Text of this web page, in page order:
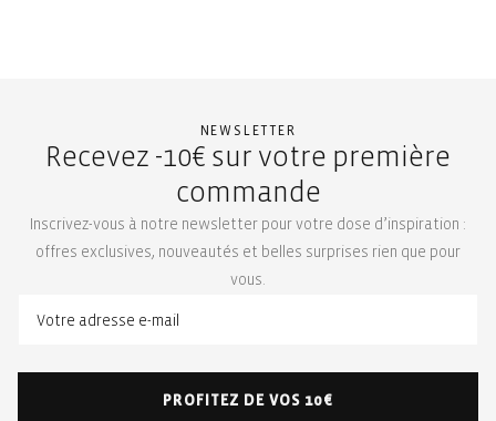
NEWSLETTER
Recevez -10€ sur votre première
commande
Inscrivez-vous à notre newsletter pour votre dose d’inspiration :
offres exclusives, nouveautés et belles surprises rien que pour
vous.
PROFITEZ DE VOS 10€